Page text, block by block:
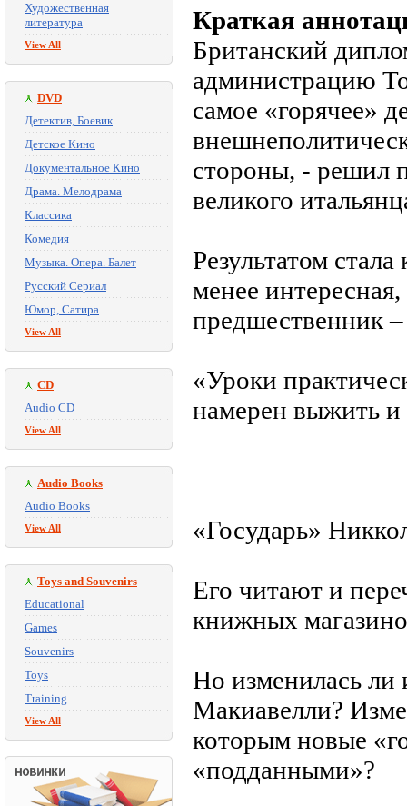
Художественная
литература
View All
DVD
Детектив, Боевик
Детское Кино
Документальное Кино
Драма. Мелодрама
Классика
Комедия
Музыка. Опера. Балет
Русский Сериал
Юмор, Сатира
View All
CD
Audio CD
View All
Audio Books
Audio Books
View All
Toys and Souvenirs
Educational
Games
Souvenirs
Toys
Training
View All
Краткая
Британский
администрацию
самое «горячее»
стороны, - решил
великого
Результатом
менее
предшественник
«Уроки
намерен выжить и
«Государь»
Его читают и
книжных
Но изменилась ли
Макиавелли?
которым новые
«подданными»?